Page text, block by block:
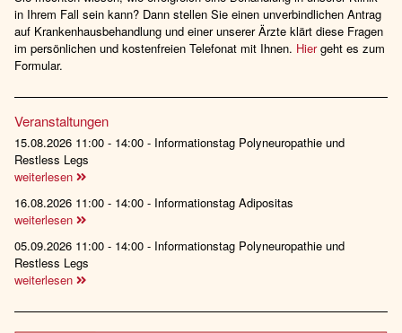
in Ihrem Fall sein kann? Dann stellen Sie einen unverbindlichen Antrag
auf Krankenhausbehandlung und einer unserer Ärzte klärt diese Fragen
im persönlichen und kostenfreien Telefonat mit Ihnen. Hiergeht es zum
Formular.
Veranstaltungen
15.08.2026 11:00 - 14:00 - Informationstag Polyneuropathie und
Restless Legs
weiterlesen
16.08.2026 11:00 - 14:00 - Informationstag Adipositas
weiterlesen
05.09.2026 11:00 - 14:00 - Informationstag Polyneuropathie und
Restless Legs
weiterlesen